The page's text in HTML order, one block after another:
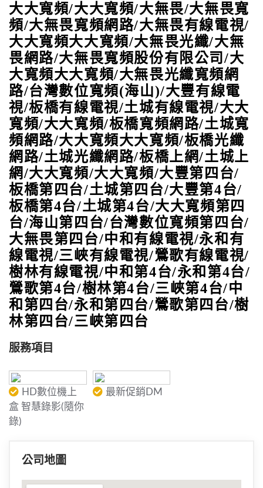
大大寬頻/大大寬頻/大無畏/大無畏寬
頻/大無畏寬頻網路/大無畏有線電視/
大大寬頻大大寬頻/大無畏光纖/大無
畏網路/大無畏寬頻股份有限公司/大
大寬頻大大寬頻/大無畏光纖寬頻網
路/台灣數位寬頻(海山)/大豐有線電
視/板橋有線電視/土城有線電視/大大
寬頻/大大寬頻/板橋寬頻網路/土城寬
頻網路/大大寬頻大大寬頻/板橋光纖
網路/土城光纖網路/板橋上網/土城上
網/大大寬頻/大大寬頻/大豐第四台/
板橋第四台/土城第四台/大豐第4台/
板橋第4台/土城第4台/大大寬頻第四
台/海山第四台/台灣數位寬頻第四台/
大無畏第四台/中和有線電視/永和有
線電視/三峽有線電視/鶯歌有線電視/
樹林有線電視/中和第4台/永和第4台/
鶯歌第4台/樹林第4台/三峽第4台/中
和第四台/永和第四台/鶯歌第四台/樹
林第四台/三峽第四台
服務項目
HD數位機上
盒 智慧錄影(隨你
錄)
最新促銷DM
公司地圖